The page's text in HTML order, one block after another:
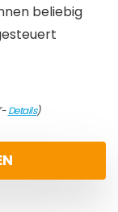
beliebig
Details)